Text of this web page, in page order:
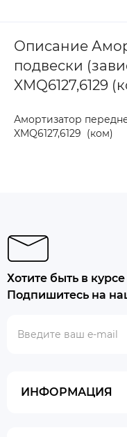
Описание
подвески
XMQ6127,6129
Амортизатор
XMQ6127,6129 (ком)
Хотите быть в
Подпишитесь на
ИНФОРМАЦИЯ